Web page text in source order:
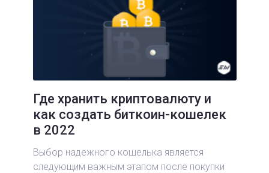
Где хранить криптовалюту и
как создать биткоин-кошелек
в 2022
Выбор надежного кошелька является
следующим важным этапом после покупки